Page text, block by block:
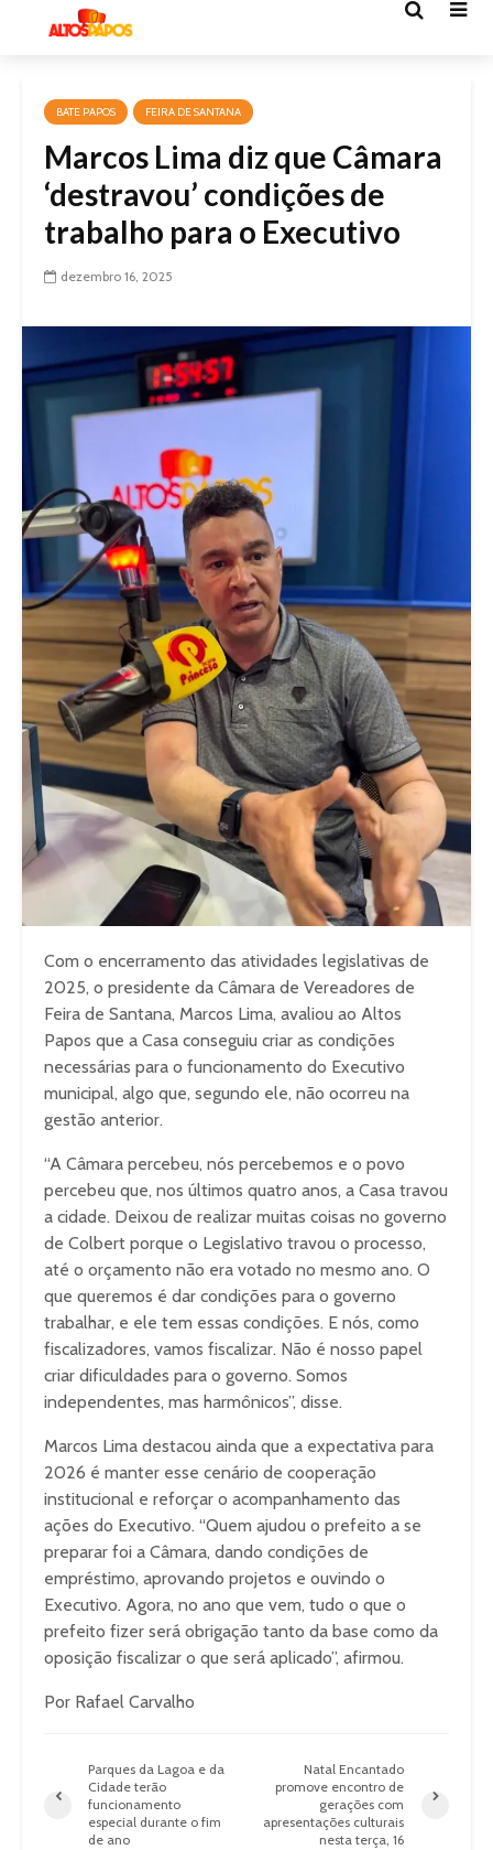
BATE PAPOS FEIRA DE SANTANA
Marcos Lima diz que Câmara
‘destravou’ condições de
trabalho para o Executivo
dezembro 16, 2025
Com o encerramento das atividades legislativas de
2025, o presidente da Câmara de Vereadores de
Feira de Santana, Marcos Lima, avaliou ao Altos
Papos que a Casa conseguiu criar as condições
necessárias para o funcionamento do Executivo
municipal, algo que, segundo ele, não ocorreu na
gestão anterior.
“A Câmara percebeu, nós percebemos e o povo
percebeu que, nos últimos quatro anos, a Casa travou
a cidade. Deixou de realizar muitas coisas no governo
de Colbert porque o Legislativo travou o processo,
até o orçamento não era votado no mesmo ano. O
que queremos é dar condições para o governo
trabalhar, e ele tem essas condições. E nós, como
fiscalizadores, vamos fiscalizar. Não é nosso papel
criar dificuldades para o governo. Somos
independentes, mas harmônicos”, disse.
Marcos Lima destacou ainda que a expectativa para
2026 é manter esse cenário de cooperação
institucional e reforçar o acompanhamento das
ações do Executivo. “Quem ajudou o prefeito a se
preparar foi a Câmara, dando condições de
empréstimo, aprovando projetos e ouvindo o
Executivo. Agora, no ano que vem, tudo o que o
prefeito fizer será obrigação tanto da base como da
oposição fiscalizar o que será aplicado”, afirmou.
Por Rafael Carvalho
Parques da Lagoa e da
Cidade terão
funcionamento
especial durante o fim
de ano
Natal Encantado
promove encontro de
gerações com
apresentações culturais
nesta terça, 16